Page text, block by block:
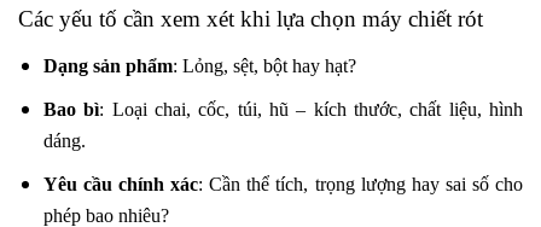
Các yếu tố cần xem xét khi lựa chọn máy chiết rót
Dạng sản phẩm: Lỏng, sệt, bột hay hạt?
Bao bì: Loại chai, cốc, túi, hũ – kích thước, chất liệu, hình
dáng.
Yêu cầu chính xác: Cần thể tích, trọng lượng hay sai số cho
phép bao nhiêu?